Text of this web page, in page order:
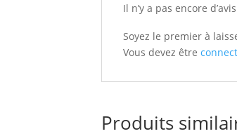
Il n’y a pas encore
Soyez le premier à
Vous devez être
Produits